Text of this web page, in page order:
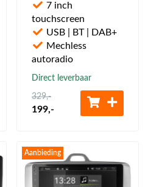
7 inch
touchscreen
USB | BT | DAB+
Mechless
autoradio
Direct leverbaar
329,-
199,-
Aanbieding